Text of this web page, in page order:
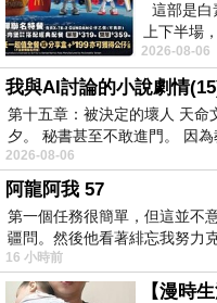
商品網址:
這部是白
上下半場
景影射西
2026-08-06
我與AI討論的小說劇情
第十五章：被決定的壞人 天命
夕。 秘書甚至不敢進門。 因
2026-08-06
阿龍阿我 57
第一個任務很簡單，但這並不
疆問。然後他看著緋忘我努力
16 小時前